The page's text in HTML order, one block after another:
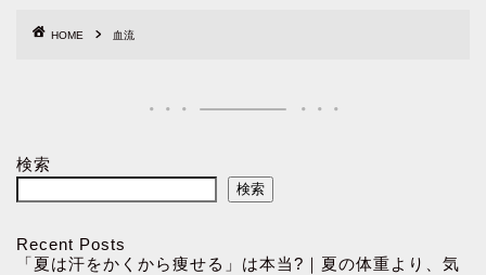
HOME 血流
検索
検索
Recent Posts
「夏は汗をかくから痩せる」は本当?｜夏の体重より、気